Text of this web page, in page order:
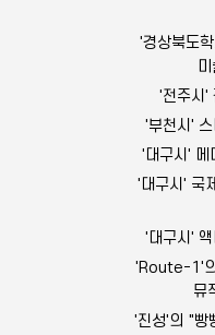
'경상북도
'전주시'
'부천시'
'대구시' 메
'대구시' 국
'대구시'
'Route-1'
뮤
'진성'의 "빵